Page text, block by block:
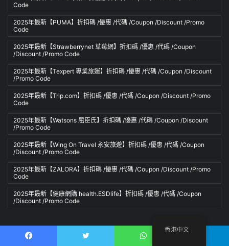
Code
2025年最新【PUMA】折扣碼 /優惠 /代碼 /Coupon /Discount /Promo
Code
2025年最新【Strawberrynet 草莓網】折扣碼 /優惠 /代碼 /Coupon
/Discount /Promo Code
2025年最新【Texpert 專業旅運】折扣碼 /優惠 /代碼 /Coupon /Discount
/Promo Code
2025年最新【Trip.com】折扣碼 /優惠 /代碼 /Coupon /Discount /Promo
Code
2025年最新【Watsons 屈臣氏】折扣碼 /優惠 /代碼 /Coupon /Discount
/Promo Code
2025年最新【Wing On Travel 永安旅遊】折扣碼 /優惠 /代碼 /Coupon
/Discount /Promo Code
2025年最新【ZALORA】折扣碼 /優惠 /代碼 /Coupon /Discount /Promo
Code
2025年最新【健康網購 health.ESDlife】折扣碼 /優惠 /代碼 /Coupon
/Discount /Promo Code
Jannah is a Clean Responsive WordPress Newspaper, Magazine,
News and Blog theme. Packed with options that allow you to
香港中文